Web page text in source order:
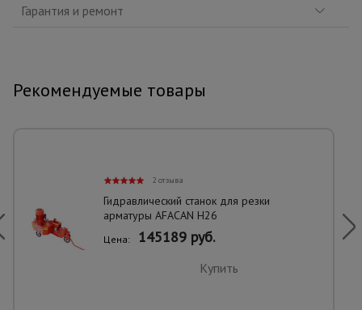
Гарантия и ремонт
Рекомендуемые товары
2 отзыва
Гидравлический станок для резки
арматуры AFACAN H26
Цена: 145189 руб.
Купить